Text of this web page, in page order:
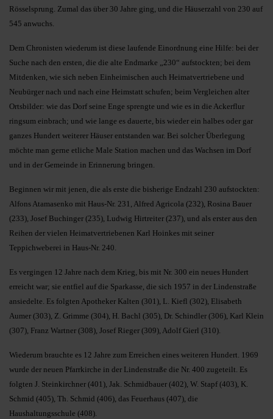
Rösselsprung. Zumal das über 30 Jahre ging, und die Häuserzahl von 230 auf
545 anwuchs.
Dem Chronisten wiederum ist diese laufende Einordnung eine Hilfe: bei der
Suche nach den ersten, die die alte Endmarke „230“ aufstockten; bei dem
Mitdenken, wie sich neben Einheimischen auch Heimatvertriebene und
Neubürger nach und nach eine Heimstatt schufen; beim Vergleichen alter
Ortsbilder: wie das Dorf seine Enge sprengte und wie es in die Ackerflur
ringsum einbrach; und wie lange es dauerte, bis wieder ein halbes oder gar
ganzes Hundert weiterer Häuser entstanden war. Bei solcher Überlegung
möchte man gerne etliche Male Station machen und das Wachsen im Dorf
und in der Gemeinde in Erinnerung bringen.
Beginnen wir mit jenen, die als erste die bisherige Endzahl 230 aufstockten:
Alfons Atamasenko mit Haus-Nr. 231, Alfred Agricola (232), Rosina Bauer
(233), Josef Buchinger (235), Ludwig Hirtreiter (237), und als erster aus den
Reihen der vielen Heimatvertriebenen Karl Hoinkes mit seiner
Teppichweberei in Haus-Nr. 240.
Es vergingen 12 Jahre nach dem Krieg, bis mit Nr. 300 ein neues Hundert
erreicht war; sie entfiel auf die Sparkasse, die sich 1957 in der Lindenstraße
ansiedelte. Es folgten Apotheker Kalten (301), L. Kiefl (302), Elisabeth
Aumer (303), Z. Grimme (304), H. Bachl (305), Dr. Schindler (306), Karl Klein
(307), Franz Wartner (308), Josef Rieger (309), Adolf Gierl (310).
Wiederum brauchte es 12 Jahre zum Erreichen eines weiteren Hundert. 1969
wurde der neuen Pfarrkirche in der Lindenstraße die Nr. 400 zugeteilt. Es
folgten J. Steinkirchner (401), Jak. Schmidbauer (402), W. Stapf (403), K.
Schmid (405), Th. Schmid (406), das Feuerhaus (407), die
Haushaltungsschule (408).